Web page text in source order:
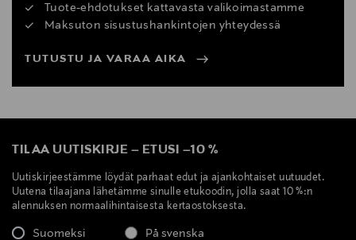
Tuote-ehdotukset kattavasta valikoimastamme
Maksuton sisustushankintojen yhteydessä
TUTUSTU JA VARAA AIKA
TILAA UUTISKIRJE – ETUSI –10 %
Uutiskirjeestämme löydät parhaat edut ja ajankohtaiset uutuudet.
Uutena tilaajana lähetämme sinulle etukoodin, jolla saat 10 %:n
alennuksen normaalihintaisesta kertaostoksesta.
Suomeksi På svenska